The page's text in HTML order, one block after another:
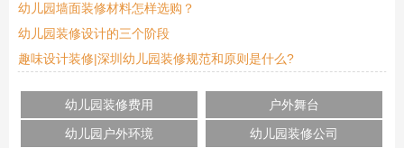
幼儿园墙面装修材料怎样选购？
幼儿园装修设计的三个阶段
趣味设计装修|深圳幼儿园装修规范和原则是什么?
幼儿园装修费用
户外舞台
幼儿园户外环境
幼儿园装修公司